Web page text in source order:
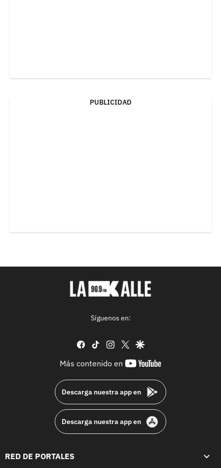
PUBLICIDAD
Síguenos en:
facebook
tiktok instagram
twittergoogle
Más contenido en
youtube-
Descarga nuestra app en
Descarga nuestra app en
RED DE PORTALES